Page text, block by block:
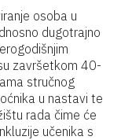
osoba u
dugotrajno
završetkom 40-
stručnog
u nastavi te
rada čime će
učenika s